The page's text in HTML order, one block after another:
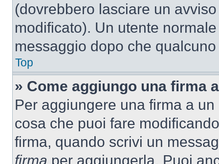
(dovrebbero lasciare un
modificato). Un utente
messaggio dopo che
Top
» Come aggiungo una firma
Per aggiungere una firma a
cosa che puoi fare
firma, quando scrivi un
firma per aggiungerla. Puoi